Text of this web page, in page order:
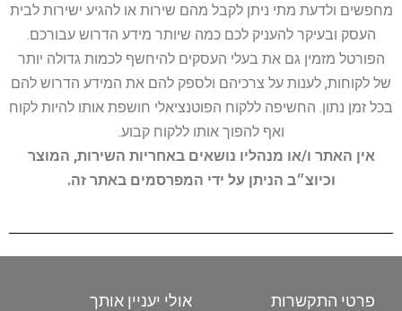
מחפשים ולדעת מתי ניתן לקבל מהם שירות או להגיע ישירות לבית
העסק ובעיקר להעניק לכם כמה שיותר מידע הדרוש עבורכם.
הפורטל מזמין גם את בעלי העסקים להיחשף לכמות גדולה יותר
של לקוחות, לענות על צרכיהם ולספק להם את המידע הדרוש להם
בכל זמן נתון. החשיפה ללקוח הפוטנציאלי חושפת אותו להיות לקוח
ואף להפוך אותו ללקוח קבוע.
אין האתר ו/או מנהליו נושאים באחריות השירות, המוצר
וכיוצ״ב הניתן על ידי המפרסמים באתר זה.
פרטי התקשרות אולי יעניין אותך